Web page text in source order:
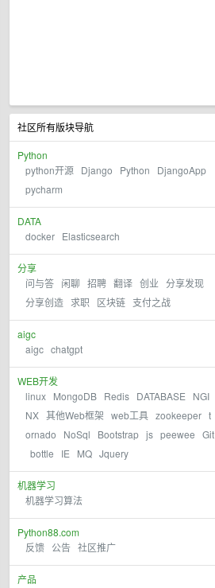
社区所有版块导航
Python
python开源 Django Python
DjangoApp
pycharm
DATA
docker Elasticsearch
分享
问与答 闲聊 招聘 翻译 创业 分享发现
分享创造 求职 区块链 支付之战
aigc
aigc chatgpt
WEB开发
linux MongoDB Redis DATABASE
NGI
NX 其他Web框架 web工具 zookeeper t
ornado
NoSql Bootstrap js peewee Git
bottle
IE MQ Jquery
机器学习
机器学习算法
Python88.com
反馈 公告 社区推广
产品